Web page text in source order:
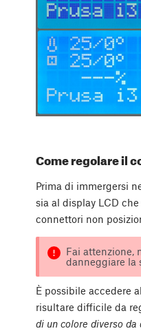
Come regolare il
Prima di immergersi
sia al display LCD
connettori non
Fai attenzione,
danneggiare la
È possibile accedere
risultare difficile da
di un colore diverso